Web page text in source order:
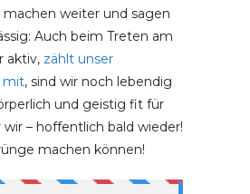
machen weiter und sagen
Auch beim Treten am
aktiv, zählt unser
mit, sind wir noch lebendig
und geistig fit für
wir – hoffentlich bald wieder!
machen können!